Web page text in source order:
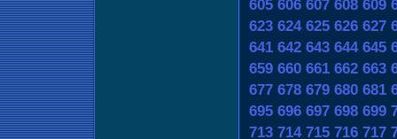
605 606 607 608 609
623 624 625 626 627
641 642 643 644 645
659 660 661 662 663
677 678 679 680 681
695 696 697 698 699
713 714 715 716 717